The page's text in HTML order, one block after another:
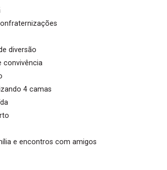
diversão
convivência
4 camas
e encontros com amigos